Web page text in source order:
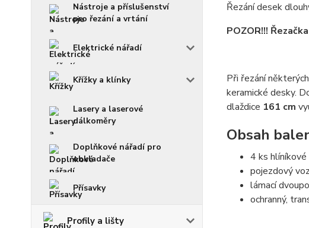
Nástroje a příslušenství
pro řezání a vrtání
Elektrické nářadí
Křížky a klínky
Lasery a laserové
dálkoměry
Doplňkové nářadí pro
obkladače
Přísavky
Profily a lišty
Řezání desek
POZOR!!!
Při řezání některých
keramické desky.
dlaždice 161 cm
Obsah
4 ks
pojezdový
lámací
ochranný,